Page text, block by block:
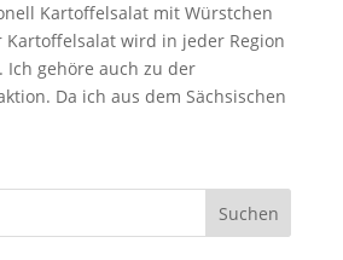
Kartoffelsalat mit Würstchen
Kartoffelsalat wird in jeder Region
gehöre auch zu der
Da ich aus dem Sächsischen